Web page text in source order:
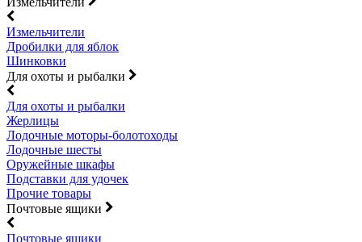
Измельчители
Дробилки для яблок
Шинковки
Для охоты и рыбалки
Для охоты и рыбалки
Жерлицы
Лодочные моторы-болотоходы
Лодочные шесты
Оружейные шкафы
Подставки для удочек
Прочие товары
Почтовые ящики
Почтовые ящики